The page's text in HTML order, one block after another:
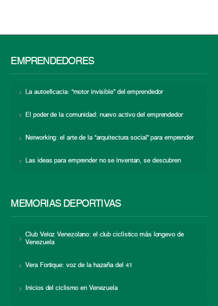
EMPRENDEDORES
La autoeficacia: “motor invisible” del emprendedor
El poder de la comunidad: nuevo activo del emprendedor
Networking: el arte de la “arquitectura social” para emprender
Las ideas para emprender no se inventan, se descubren
MEMORIAS DEPORTIVAS
Club Veloz Venezolano: el club ciclístico más longevo de
Venezuela
Vera Fortique: voz de la hazaña del 41
Inicios del ciclismo en Venezuela